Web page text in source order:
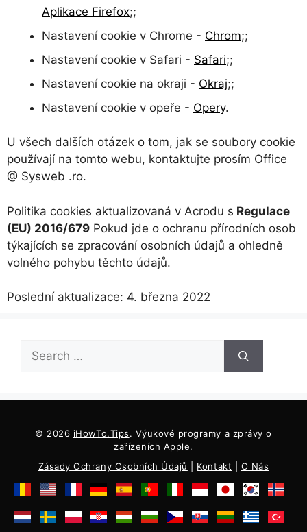
Aplikace Firefox;;
Nastavení cookie v Chrome - Chrom;;
Nastavení cookie v Safari - Safari;;
Nastavení cookie na okraji - Okraj;;
Nastavení cookie v opeře - Opery.
U všech dalších otázek o tom, jak se soubory cookie
používají na tomto webu, kontaktujte prosím Office
@ Sysweb .ro.
Politika cookies aktualizovaná v Acrodu s Regulace
(EU) 2016/679 Pokud jde o ochranu přírodních osob
týkajících se zpracování osobních údajů a ohledně
volného pohybu těchto údajů.
Poslední aktualizace: 4. března 2022
Hledat:
© 2026 iHowTo.Tips. Výukové programy a zprávy o
zařízeních Apple.
Zásady Ochrany Osobních Údajů
Kontakt O Nás